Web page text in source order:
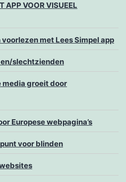
APP VOOR VISUEEL
met Lees Simpel app
slechtzienden
media groeit door
Europese webpagina’s
voor blinden